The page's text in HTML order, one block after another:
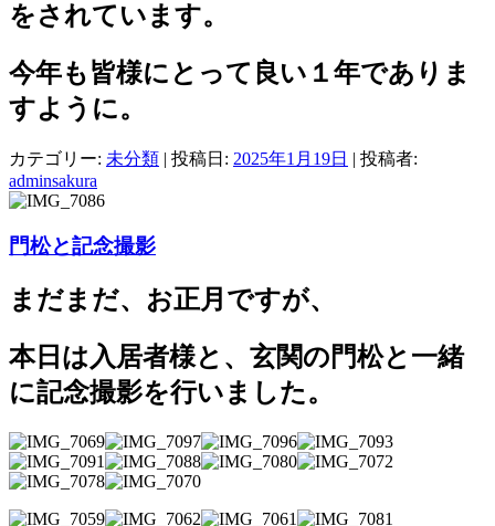
をされています。
今年も皆様にとって良い１年でありま
すように。
カテゴリー: 未分類 | 投稿日: 2025年1月19日 | 投稿者:
adminsakura
門松と記念撮影
まだまだ、お正月ですが、
本日は入居者様と、玄関の門松と一緒
に記念撮影を行いました。